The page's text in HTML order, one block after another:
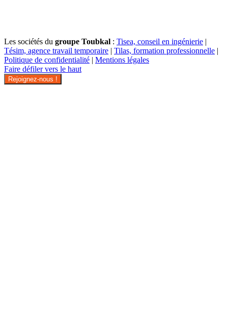
Les sociétés du groupe Toubkal : Tisea, conseil en ingénierie |
Tésim, agence travail temporaire | Tilas, formation professionnelle |
Politique de confidentialité | Mentions légales
Faire défiler vers le haut
Rejoignez-nous !